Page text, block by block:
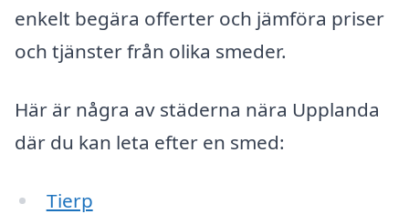
enkelt begära offerter och jämföra priser
och tjänster från olika smeder.
Här är några av städerna nära Upplanda
där du kan leta efter en smed:
Tierp